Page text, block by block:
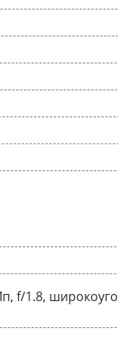
f/1.8,